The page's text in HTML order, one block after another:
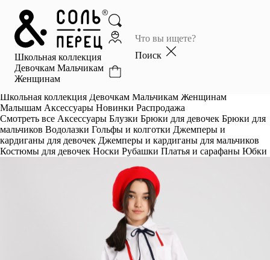
Школьная коллекция
Девочкам Мальчикам
Женщинам
Поиск
Главная
Каталог
Избранное
Школьная коллекция Девочкам Мальчикам Женщинам
Малышам Аксессуары Новинки Распродажа
Смотреть все Аксессуары Блузки Брюки для девочек Брюки для
мальчиков Водолазки Гольфы и колготки Джемперы и
кардиганы для девочек Джемперы и кардиганы для мальчиков
Костюмы для девочек Носки Рубашки Платья и сарафаны Юбки